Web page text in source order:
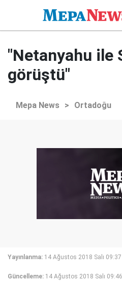
"Netanyahu ile
görüştü"
Mepa News > Ortadoğu
Yayınlanma: 14 Ağustos 2018 Salı 09:37
Güncelleme: 14 Ağustos 2018 Salı 09:46